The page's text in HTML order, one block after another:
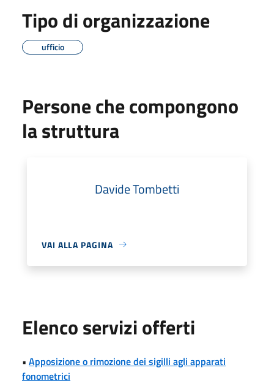
Tipo di organizzazione
ufficio
Persone che compongono
la struttura
Davide Tombetti
VAI ALLA PAGINA
Elenco servizi offerti
• Apposizione o rimozione dei sigilli agli apparati
fonometrici